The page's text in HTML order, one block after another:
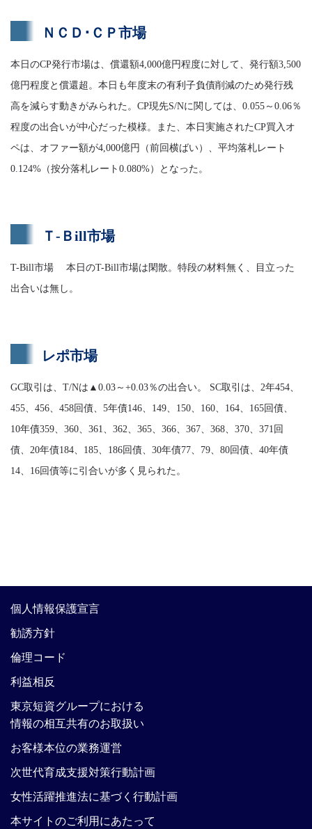
ＮＣＤ･ＣＰ市場
本日のCP発行市場は、償還額4,000億円程度に対して、発行額3,500
億円程度と償還超。本日も年度末の有利子負債削減のため発行残
高を減らす動きがみられた。CP現先S/Nに関しては、0.055～0.06％
程度の出合いが中心だった模様。また、本日実施されたCP買入オ
ペは、オファー額が4,000億円（前回横ばい）、平均落札レート
0.124%（按分落札レート0.080%）となった。
Ｔ-Ｂill市場
T-Bill市場 本日のT-Bill市場は閑散。特段の材料無く、目立った
出合いは無し。
レポ市場
GC取引は、T/Nは▲0.03～+0.03％の出合い。 SC取引は、2年454、
455、456、458回債、5年債146、149、150、160、164、165回債、
10年債359、360、361、362、365、366、367、368、370、371回
債、20年債184、185、186回債、30年債77、79、80回債、40年債
14、16回債等に引合いが多く見られた。
個人情報保護宣言
勧誘方針
倫理コード
利益相反
東京短資グループにおける
情報の相互共有のお取扱い
お客様本位の業務運営
次世代育成支援対策行動計画
女性活躍推進法に基づく行動計画
本サイトのご利用にあたって